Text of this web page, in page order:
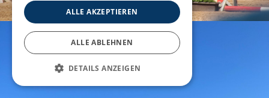
ALLE AKZEPTIEREN
ALLE ABLEHNEN
DETAILS ANZEIGEN